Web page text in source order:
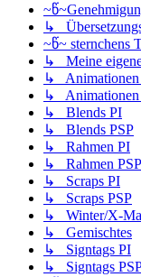
↳
~წ~ sternchens
↳ Meine
↳ Animationen
↳ Animationen
↳ Blends PI
↳ Blends PSP
↳ Rahmen PI
↳ Rahmen PSP
↳ Scraps PI
↳ Scraps PSP
↳ Winter/X-
↳ Gemischtes
↳ Signtags PI
↳ Signtags